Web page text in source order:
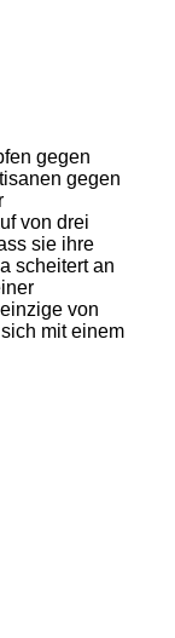
gegen
gegen
von drei
sie ihre
scheitert an
von
mit einem